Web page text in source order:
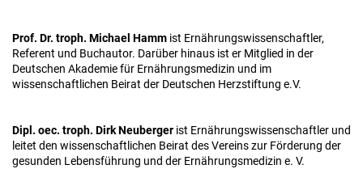
Prof. Dr. troph. Michael Hamm ist Ernährungswissenschaftler,
Referent und Buchautor. Darüber hinaus ist er Mitglied in der
Deutschen Akademie für Ernährungsmedizin und im
wissenschaftlichen Beirat der Deutschen Herzstiftung e.V.
Dipl. oec. troph. Dirk Neuberger ist Ernährungswissenschaftler und
leitet den wissenschaftlichen Beirat des Vereins zur Förderung der
gesunden Lebensführung und der Ernährungsmedizin e. V.